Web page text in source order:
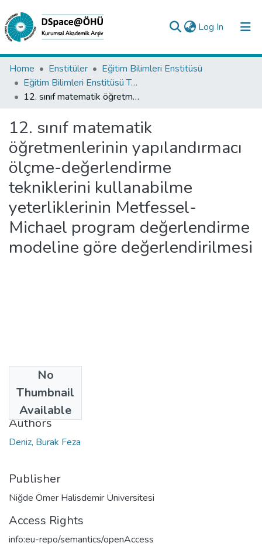
Log In (current)
Collections
All of DSpace
Analyze
Request/Question
Home Enstitüler
Eğitim Bilimleri Enstitüsü
Eğitim Bilimleri Enstitüsü Tez Koleksiyonu
12. sınıf matematik öğretmenlerinin yapılandırmacı ölçme-değerlendirme tekniklerini kullanabilme yeterliklerinin Metfessel-Michael program değerlendirme modeline göre değerlendirilmesi
12. sınıf matematik
öğretmenlerinin yapılandırmacı
ölçme-değerlendirme
tekniklerini kullanabilme
yeterliklerinin Metfessel-
Michael program değerlendirme
modeline göre değerlendirilmesi
No
Thumbnail
Available
2023
Authors
Deniz, Burak Feza
Publisher
Niğde Ömer Halisdemir Üniversitesi
Access Rights
info:eu-repo/semantics/openAccess